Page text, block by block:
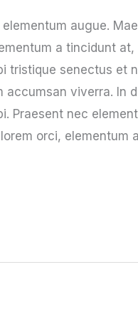
augue.
a tincidunt
tristique senectus et
accumsan viverra. In
Praesent nec
orci, elementum